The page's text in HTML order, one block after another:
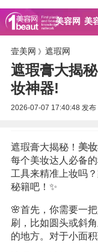
美容网 美
壹美网 》 遮瑕网
遮瑕膏大揭
妆神器!
2026-07-07 17:40:48发布
遮瑕膏大揭秘！ 美妆
每个美妆达人必备
工具来精准上妆吗
秘籍吧！✨
🌸首先，你需要一
刷，比如圆头或斜
的地方。对于小面